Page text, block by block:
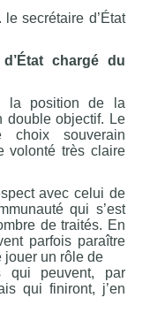
secrétaire d’État
chargé du
la position de la
double objectif. Le
choix souverain
volonté très claire
avec celui de
qui s’est
de traités. En
parfois paraître
jouer un rôle de
qui peuvent, par
qui finiront, j’en